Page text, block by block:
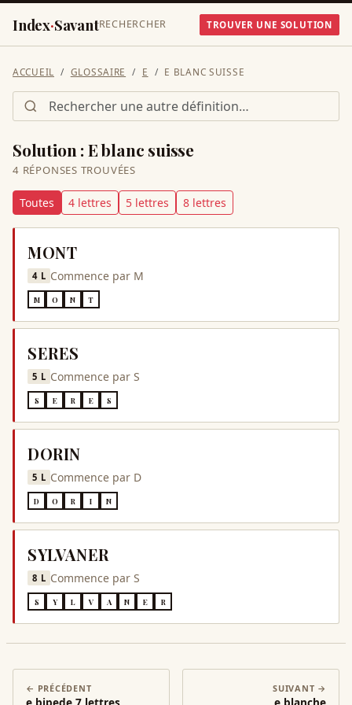
Index·SavantRECHERCHER TROUVER UNE SOLUTION
ACCUEIL GLOSSAIRE E E BLANC SUISSE
Solution : E blanc suisse
4 RÉPONSES TROUVÉES
Toutes 4 lettres 5 lettres 8 lettres
MONT
4L Commence par M
M O N T
SERES
5 L Commence parS
S E R E S
DORIN
5 L Commence par D
D O R I N
SYLVANER
8 L Commence parS
S Y L V A N E R
← PRÉCÉDENT SUIVANT →